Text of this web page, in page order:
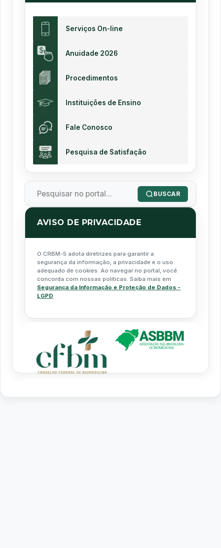
Serviços On-line
Anuidade 2026
Procedimentos
Instituições de Ensino
Fale Conosco
Pesquisa de Satisfação
BUSCAR
AVISO DE PRIVACIDADE
O CRBM-5 adota diretrizes para garantir a
segurança da informação, a privacidade e o uso
adequado de cookies. Ao navegar no portal, você
concorda com nossas políticas. Saiba mais em
Segurança da Informação e Proteção de Dados -
LGPD